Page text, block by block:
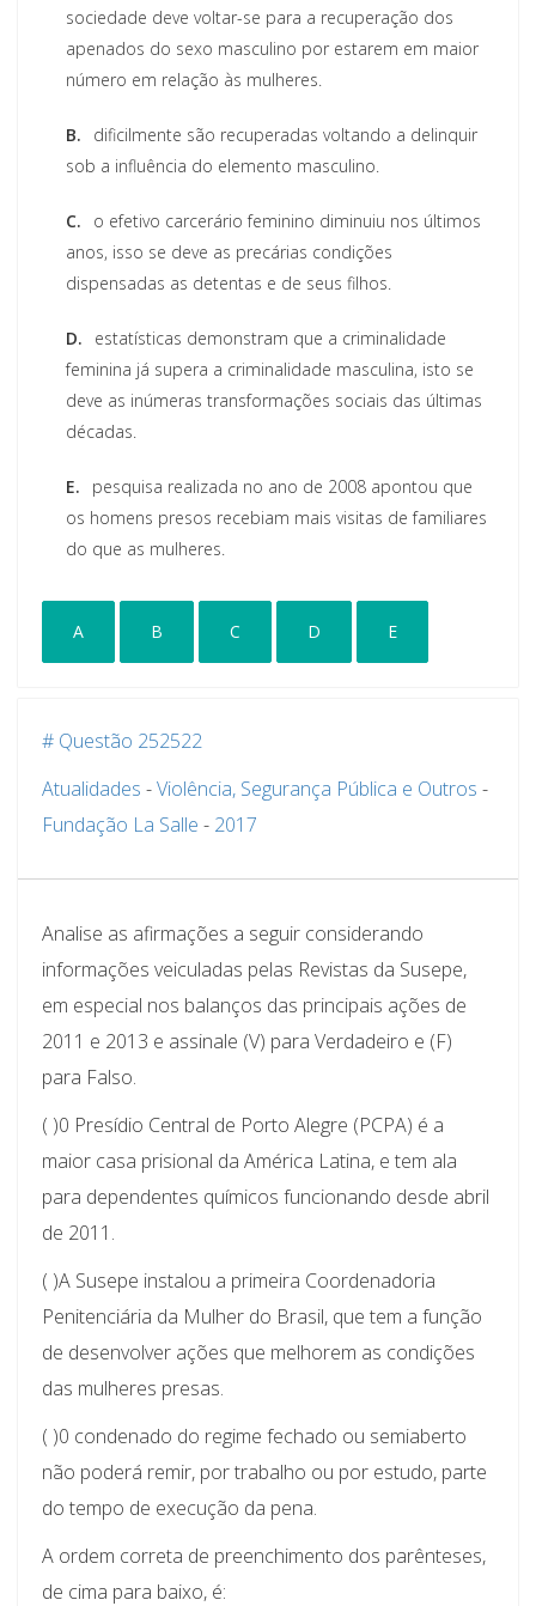
sociedade deve voltar-se para a recuperação dos
apenados do sexo masculino por estarem em maior
número em relação às mulheres.
B.
dificilmente são recuperadas voltando a delinquir
sob a influência do elemento masculino.
C.
o efetivo carcerário feminino diminuiu nos últimos
anos, isso se deve as precárias condições
dispensadas as detentas e de seus filhos.
D.
estatísticas demonstram que a criminalidade
feminina já supera a criminalidade masculina, isto se
deve as inúmeras transformações sociais das últimas
décadas.
E.
pesquisa realizada no ano de 2008 apontou que
os homens presos recebiam mais visitas de familiares
do que as mulheres.
A B C D E
# Questão 252522
Atualidades -Violência, Segurança Pública e Outros -
Fundação La Salle - 2017
Analise as afirmações a seguir considerando
informações veiculadas pelas Revistas da Susepe,
em especial nos balanços das principais ações de
2011 e 2013 e assinale (V) para Verdadeiro e (F)
para Falso.
( )0 Presídio Central de Porto Alegre (PCPA) é a
maior casa prisional da América Latina, e tem ala
para dependentes químicos funcionando desde abril
de 2011.
( )A Susepe instalou a primeira Coordenadoria
Penitenciária da Mulher do Brasil, que tem a função
de desenvolver ações que melhorem as condições
das mulheres presas.
( )0 condenado do regime fechado ou semiaberto
não poderá remir, por trabalho ou por estudo, parte
do tempo de execução da pena.
A ordem correta de preenchimento dos parênteses,
de cima para baixo, é: